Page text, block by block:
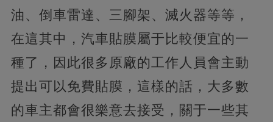
油、倒車雷達、三腳架、滅火器等等，
在這其中，汽車貼膜屬于比較便宜的一
種了，因此很多原廠的工作人員會主動
提出可以免費貼膜，這樣的話，大多數
的車主都會很樂意去接受，關于一些其